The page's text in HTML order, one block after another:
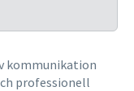
kommunikation
professionell